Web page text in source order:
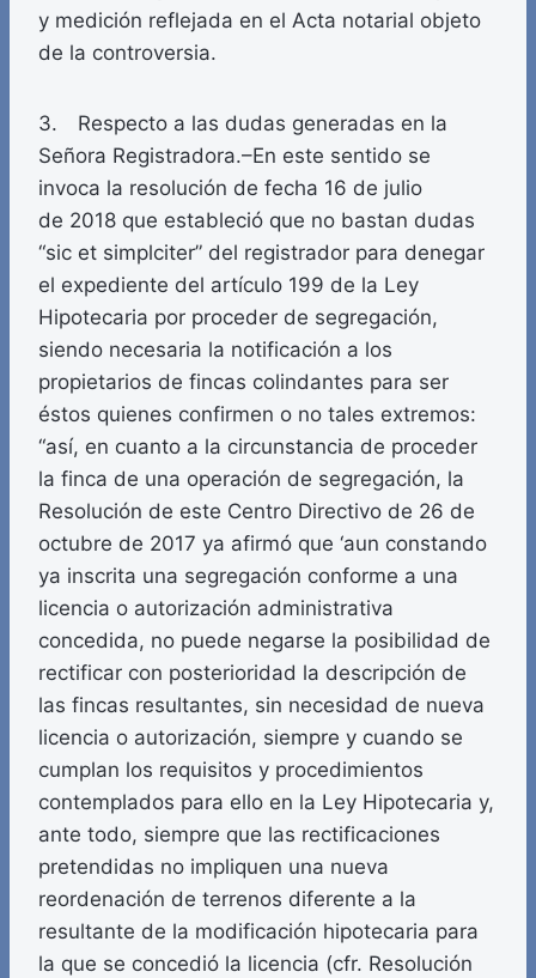
y medición reflejada en el Acta notarial objeto
de la controversia.
3. Respecto a las dudas generadas en la
Señora Registradora.–En este sentido se
invoca la resolución de fecha 16 de julio
de 2018 que estableció que no bastan dudas
“sic et simplciter” del registrador para denegar
el expediente del artículo 199 de la Ley
Hipotecaria por proceder de segregación,
siendo necesaria la notificación a los
propietarios de fincas colindantes para ser
éstos quienes confirmen o no tales extremos:
“así, en cuanto a la circunstancia de proceder
la finca de una operación de segregación, la
Resolución de este Centro Directivo de 26 de
octubre de 2017 ya afirmó que ‘aun constando
ya inscrita una segregación conforme a una
licencia o autorización administrativa
concedida, no puede negarse la posibilidad de
rectificar con posterioridad la descripción de
las fincas resultantes, sin necesidad de nueva
licencia o autorización, siempre y cuando se
cumplan los requisitos y procedimientos
contemplados para ello en la Ley Hipotecaria y,
ante todo, siempre que las rectificaciones
pretendidas no impliquen una nueva
reordenación de terrenos diferente a la
resultante de la modificación hipotecaria para
la que se concedió la licencia (cfr. Resolución